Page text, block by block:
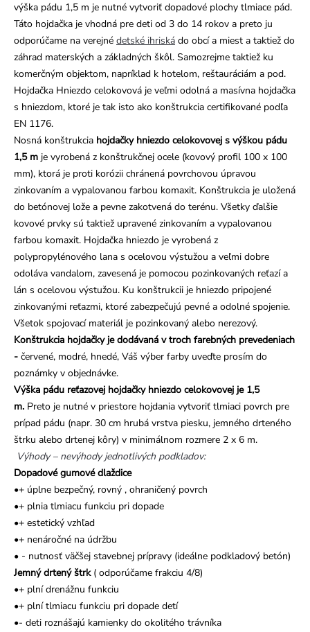
výška pádu 1,5 m je nutné vytvoriť dopadové plochy tlmiace pád.
Táto hojdačka je vhodná pre deti od 3 do 14 rokov a preto ju
odporúčame na verejné detské ihriská do obcí a miest a taktiež do
záhrad materských a základných škôl. Samozrejme taktiež ku
komerčným objektom, napríklad k hotelom, reštauráciám a pod.
Hojdačka Hniezdo celokovová je veľmi odolná a masívna hojdačka
s hniezdom, ktoré je tak isto ako konštrukcia certifikované podľa
EN 1176.
Nosná konštrukcia hojdačky hniezdo celokovovej s výškou pádu
1,5 m je vyrobená z konštrukčnej ocele (kovový profil 100 x 100
mm), ktorá je proti korózii chránená povrchovou úpravou
zinkovaním a vypalovanou farbou komaxit. Konštrukcia je uložená
do betónovej lože a pevne zakotvená do terénu. Všetky ďalšie
kovové prvky sú taktiež upravené zinkovaním a vypalovanou
farbou komaxit. Hojdačka hniezdo je vyrobená z
polypropylénového lana s ocelovou výstužou a veľmi dobre
odoláva vandalom, zavesená je pomocou pozinkovaných reťazí a
lán s ocelovou výstužou. Ku konštrukcii je hniezdo pripojené
zinkovanými reťazmi, ktoré zabezpečujú pevné a odolné spojenie.
Všetok spojovací materiál je pozinkovaný alebo nerezový.
Konštrukcia hojdačky je dodávaná v troch farebných prevedeniach
- červené, modré, hnedé, Váš výber farby uveďte prosím do
poznámky v objednávke.
Výška pádu reťazovej hojdačky hniezdo celokovovej je 1,5
m. Preto je nutné v priestore hojdania vytvoriť tlmiaci povrch pre
prípad pádu (napr. 30 cm hrubá vrstva piesku, jemného drteného
štrku alebo drtenej kôry) v minimálnom rozmere 2 x 6 m.
Výhody – nevýhody jednotlivých podkladov:
Dopadové gumové dlaždice
•+ úplne bezpečný, rovný , ohraničený povrch
•+ plnia tlmiacu funkciu pri dopade
•+ estetický vzhľad
•+ nenáročné na údržbu
• - nutnosť väčšej stavebnej prípravy (ideálne podkladový betón)
Jemný drtený štrk( odporúčame frakciu 4/8)
•+ plní drenážnu funkciu
•+ plní tlmiacu funkciu pri dopade detí
•- deti roznášajú kamienky do okolitého trávníka